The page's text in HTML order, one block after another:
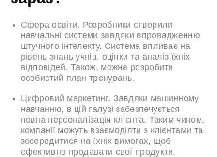
Сфера освіти. Розробники створили
навчальні системи завдяки впровадженню
штучного інтелекту. Система впливає на
рівень знань учнів, оцінки та аналіз їхніх
відповідей. Також, можна розробити
особистий план тренувань.
Цифровий маркетинг. Завдяки машинному
навчанню, в цій галузі забезпечується
повна персоналізація клієнта. Таким чином,
компанії можуть взаємодіяти з клієнтами та
зосередитися на їхніх вимогах, щоб
ефективно продавати свої продукти.